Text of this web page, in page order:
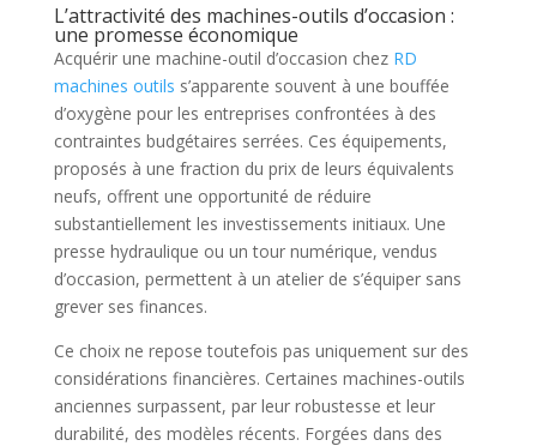
L’attractivité des machines-outils d’occasion :
une promesse économique
Acquérir une machine-outil d’occasion chez RD
machines outils s’apparente souvent à une bouffée
d’oxygène pour les entreprises confrontées à des
contraintes budgétaires serrées. Ces équipements,
proposés à une fraction du prix de leurs équivalents
neufs, offrent une opportunité de réduire
substantiellement les investissements initiaux. Une
presse hydraulique ou un tour numérique, vendus
d’occasion, permettent à un atelier de s’équiper sans
grever ses finances.
Ce choix ne repose toutefois pas uniquement sur des
considérations financières. Certaines machines-outils
anciennes surpassent, par leur robustesse et leur
durabilité, des modèles récents. Forgées dans des